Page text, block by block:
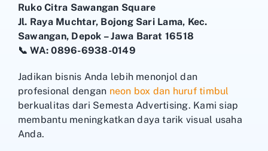
Ruko Citra Sawangan Square
Jl. Raya Muchtar, Bojong Sari Lama, Kec.
Sawangan, Depok – Jawa Barat 16518
📞 WA: 0896-6938-0149
Jadikan bisnis Anda lebih menonjol dan
profesional dengan neon box dan huruf timbul
berkualitas dari Semesta Advertising. Kami siap
membantu meningkatkan daya tarik visual usaha
Anda.